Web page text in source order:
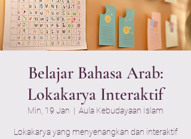
Belajar Bahasa Arab:
Lokakarya Interaktif
Min, 19 Jan
  |
Aula Kebudayaan Islam
Lokakarya yang menyenangkan dan interaktif